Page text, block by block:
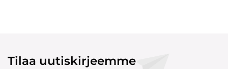
Tilaa uutiskirjeemme